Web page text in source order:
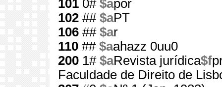
101 0# $apor
102 ## $aPT
106 ## $ar
110 ## $aahazz 0uu0
200 1# $aRevista jurídica$f
Faculdade de Direito de